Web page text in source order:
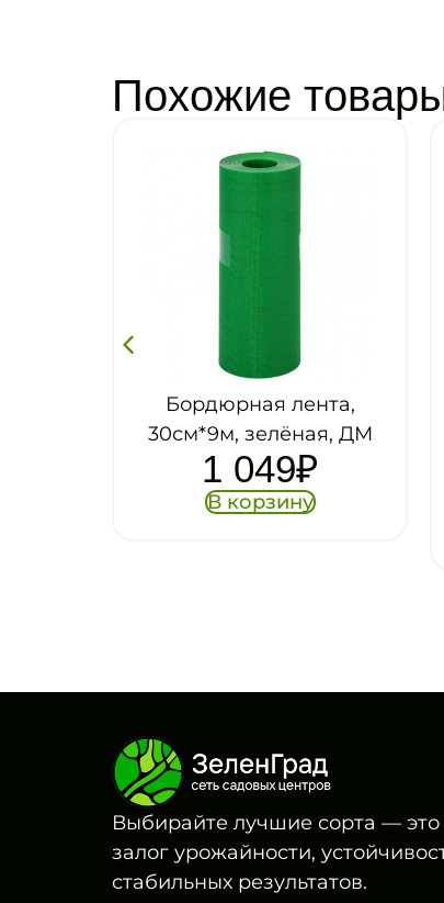
Похожие
зелёная, ДМ
Бордюрная
20см*9м,
Выбирайте лучшие сорта — это
залог урожайности,
стабильных результатов.